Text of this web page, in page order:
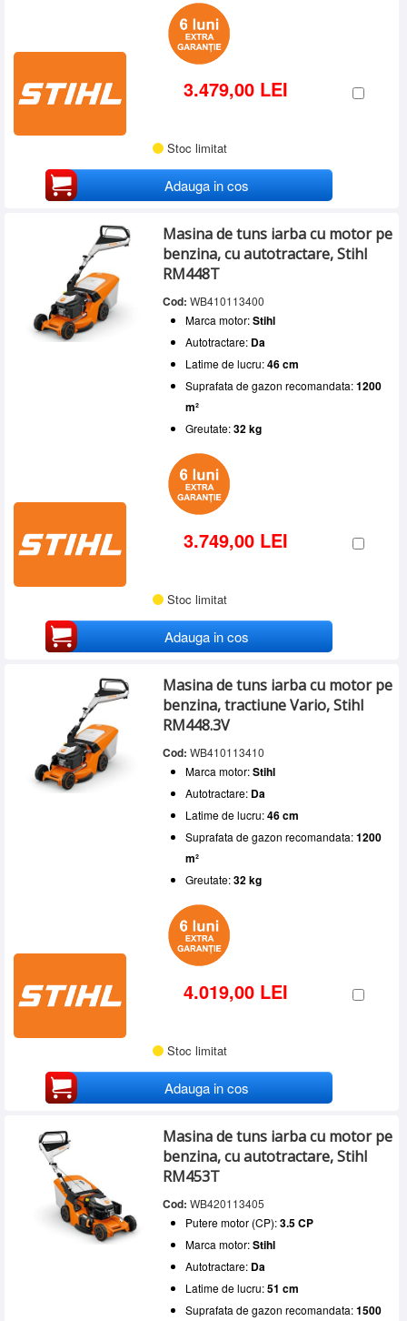
3.479,00 LEI
Stoc limitat
Adauga in cos
Masina de tuns iarba cu motor pe
benzina, cu autotractare, Stihl
RM448T
Cod: WB410113400
Marca motor:Stihl
Autotractare: Da
Latime de lucru:46 cm
Suprafata de gazon recomandata:1200
m²
Greutate:32 kg
3.749,00 LEI
Stoc limitat
Adauga in cos
Masina de tuns iarba cu motor pe
benzina, tractiune Vario, Stihl
RM448.3V
Cod: WB410113410
Marca motor:Stihl
Autotractare: Da
Latime de lucru:46 cm
Suprafata de gazon recomandata:1200
m²
Greutate:32 kg
4.019,00 LEI
Stoc limitat
Adauga in cos
Masina de tuns iarba cu motor pe
benzina, cu autotractare, Stihl
RM453T
Cod: WB420113405
Putere motor (CP):3.5 CP
Marca motor:Stihl
Autotractare: Da
Latime de lucru:51 cm
Suprafata de gazon recomandata:1500